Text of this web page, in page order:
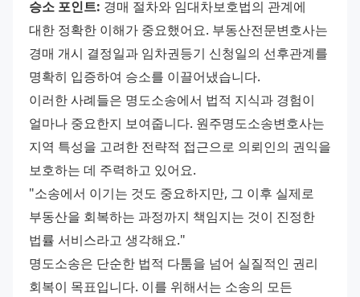
승소 포인트: 경매 절차와 임대차보호법의 관계에
대한 정확한 이해가 중요했어요. 부동산전문변호사는
경매 개시 결정일과 임차권등기 신청일의 선후관계를
명확히 입증하여 승소를 이끌어냈습니다.
이러한 사례들은 명도소송에서 법적 지식과 경험이
얼마나 중요한지 보여줍니다. 원주명도소송변호사는
지역 특성을 고려한 전략적 접근으로 의뢰인의 권익을
보호하는 데 주력하고 있어요.
"소송에서 이기는 것도 중요하지만, 그 이후 실제로
부동산을 회복하는 과정까지 책임지는 것이 진정한
법률 서비스라고 생각해요."
명도소송은 단순한 법적 다툼을 넘어 실질적인 권리
회복이 목표입니다. 이를 위해서는 소송의 모든